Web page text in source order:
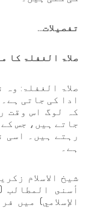
تفصیلات...
صلاۃ الغفلۃ کا
صلاۃ الغفلۃ:
ادا کی جاتی
کہ لوگ اس وقت
جاتے ہیں، جس
رہتے ہیں۔ اسی
ہے۔
شیخ الاسلام
الإسلامي) میں